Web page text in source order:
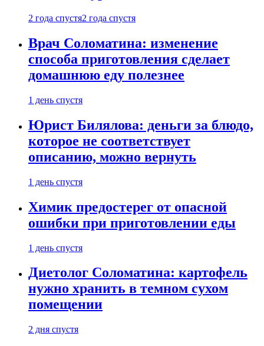
2 года спустя2 года спустя
Врач Соломатина: изменение
способа приготовления сделает
домашнюю еду полезнее
1 день спустя
Юрист Билялова: деньги за блюдо,
которое не соответствует
описанию, можно вернуть
1 день спустя
Химик предостерег от опасной
ошибки при приготовлении еды
1 день спустя
Диетолог Соломатина: картофель
нужно хранить в темном сухом
помещении
2 дня спустя